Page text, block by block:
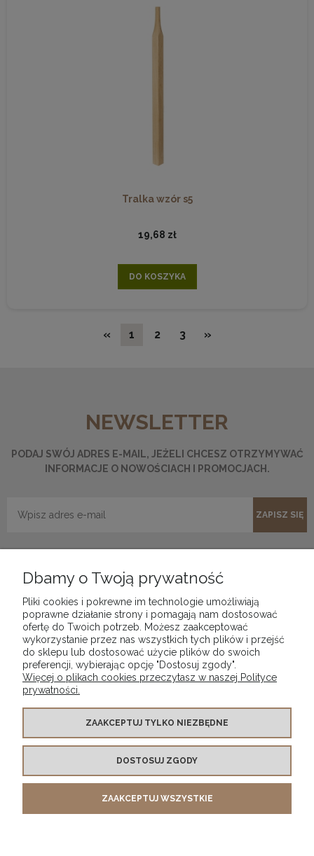
Tralka wzór s5
19,68 zł
DO KOSZYKA
« 1 2 3 »
NEWSLETTER
PODAJ SWÓJ ADRES E-MAIL, JEŻELI CHCESZ OTRZYMYWAĆ
INFORMACJE O NOWOŚCIACH I PROMOCJACH.
ZAPISZ SIĘ
POMOC
DOSTAWA I PŁATNOŚCI
ZWROTY
O FIRMIE
e-mail:biuro@previo.pl |tel.+48 500 447 678
Dbamy o Twoją prywatność
Pliki cookies i pokrewne im technologie umożliwiają
poprawne działanie strony i pomagają nam dostosować
ofertę do Twoich potrzeb. Możesz zaakceptować
wykorzystanie przez nas wszystkich tych plików i przejść
do sklepu lub dostosować użycie plików do swoich
preferencji, wybierając opcję "Dostosuj zgody".
Więcej o plikach cookies przeczytasz w naszej Polityce
prywatności.
ZAAKCEPTUJ TYLKO NIEZBĘDNE
DOSTOSUJ ZGODY
ZAAKCEPTUJ WSZYSTKIE